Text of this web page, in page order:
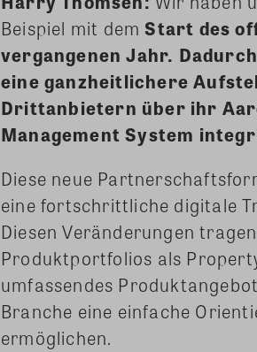
Beispiel mit demStart des
vergangenen Jahr.
eine ganzheitlichere
Drittanbietern über ihr
Management System
Diese neue
eine fortschrittliche digitale
Diesen Veränderungen
Produktportfolios als
umfassendes
Branche eine einfache
ermöglichen.